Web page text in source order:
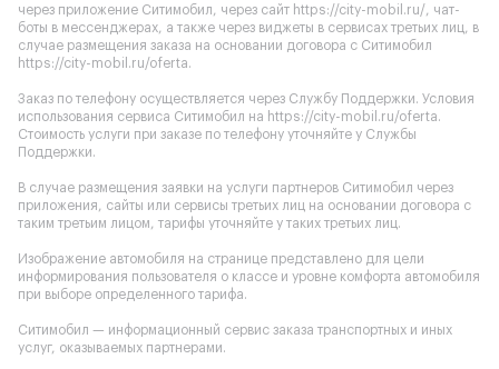
через приложение Ситимобил, через сайт https://city-mobil.ru/ , чат-
боты в мессенджерах, а также через виджеты в сервисах третьих лиц, в
случае размещения заказа на основании договора с Ситимобил
https://city-mobil.ru/oferta.
Заказ по телефону осуществляется через Службу Поддержки. Условия
использования сервиса Ситимобил на https://city-mobil.ru/oferta.
Стоимость услуги при заказе по телефону уточняйте у Службы
Поддержки.
В случае размещения заявки на услуги партнеров Ситимобил через
приложения, сайты или сервисы третьих лиц на основании договора с
таким третьим лицом, тарифы уточняйте у таких третьих лиц.
Изображение автомобиля на странице представлено для цели
информирования пользователя о классе и уровне комфорта автомобиля
при выборе определенного тарифа.
Ситимобил — информационный сервис заказа транспортных и иных
услуг, оказываемых партнерами.